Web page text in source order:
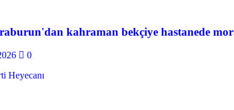
kahraman bekçiye hastanede
0